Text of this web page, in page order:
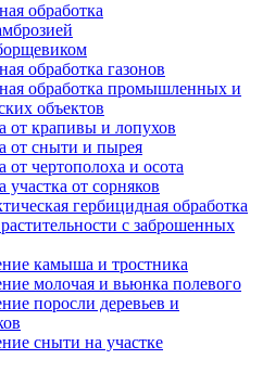
обработка
обработка газонов
обработка промышленных и
объектов
от крапивы и лопухов
от сныти и пырея
от чертополоха и осота
участка от сорняков
гербицидная обработка
с заброшенных
камыша и тростника
молочая и вьюнка полевого
поросли деревьев и
сныти на участке